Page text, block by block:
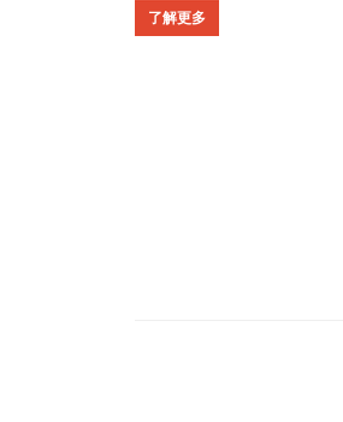
了解更多